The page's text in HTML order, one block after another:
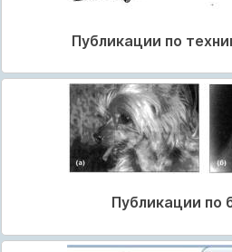
Публикации по
Публикации по